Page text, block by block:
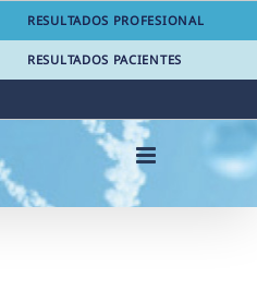
RESULTADOS PROFESIONAL
RESULTADOS PACIENTES